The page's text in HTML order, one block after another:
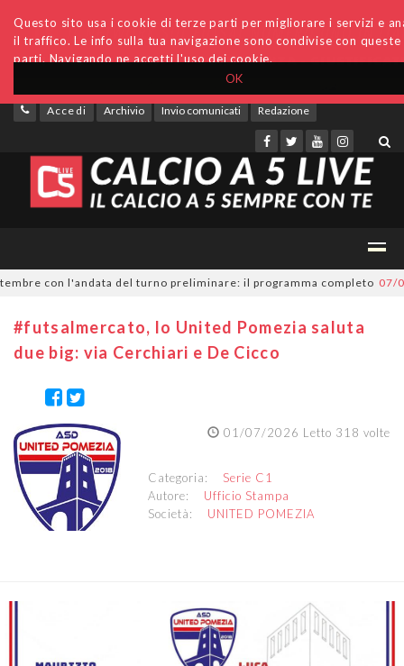
OK
Questo sito usa i cookie di terze parti per migliorare i servizi e
il traffico. Le info sulla tua navigazione sono condivise con
parti. Navigando ne accetti l'uso dei cookie.
Accedi Archivio Invio comunicati Redazione
con l'andata del turno preliminare: il programma completo 07/08/
#futsalmercato, lo United Pomezia saluta
due big: via Cerchiari e De Cicco
01/07/2026 Letto 318 volte
Categoria: Serie C1
Autore: Ufficio Stampa
Società: UNITED POMEZIA